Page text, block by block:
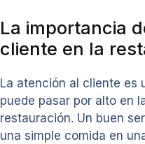
La importancia
cliente en la
La atención al cliente es
puede pasar por alto en
restauración. Un buen
una simple comida en